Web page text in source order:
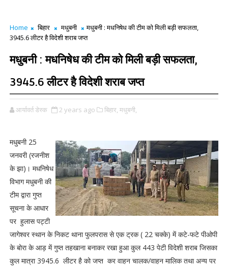
Home बिहार मधुबनी
मधुबनी : मधनिषेध की टीम को मिली बड़ी सफलता,
3945.6 लीटर है विदेशी शराब जप्त
मधुबनी : मधनिषेध की टीम को मिली बड़ी सफलता,
3945.6 लीटर है विदेशी शराब जप्त
आर्यावर्त डेस्क 2 years ago बिहार, मधुबनी,
मधुबनी 25
जनवरी (रजनीश
के झा)। मधनिषेध
विभाग मधुबनी की
टीम द्वारा गुप्त
सूचना के आधार
पर हुलास पट्टी
जागेश्वर स्थान के निकट थाना फुलपरास से एक ट्रक ( 22 चक्के) में कटे-फटे पीओपी
के बोरा के आड़ में गुप्त तहखाना बनाकर रखा हुआ कुल 443 पेटी विदेशी शराब जिसका
कुल मात्रा 3945.6 लीटर है को जप्त कर वाहन चालक/वाहन मालिक तथा अन्य पर